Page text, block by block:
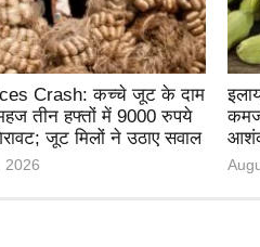
Crash: कच्चे जूट के दाम
तीन हफ्तों में 9000 रुपये
जूट मिलों ने उठाए सवाल
2026